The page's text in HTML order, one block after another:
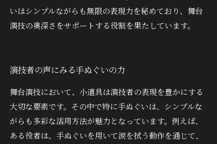
いはシンプルながらも無限の表現力を秘めており、舞台
演技の奥深さをサポートする役割を果たしています。
演技者の声にみる手ぬぐいの力
舞台演技において、小道具は演技者の表現を豊かにする
大切な要素です。その中で特に手ぬぐいは、シンプルな
がらも多彩な活用方法が魅力となっています。例えば、
ある役者は、手ぬぐいを用いて涙を拭う動作を通じて、